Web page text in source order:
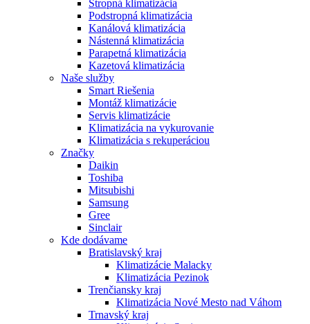
Stropná klimatizácia
Podstropná klimatizácia
Kanálová klimatizácia
Nástenná klimatizácia
Parapetná klimatizácia
Kazetová klimatizácia
Naše služby
Smart Riešenia
Montáž klimatizácie
Servis klimatizácie
Klimatizácia na vykurovanie
Klimatizácia s rekuperáciou
Značky
Daikin
Toshiba
Mitsubishi
Samsung
Gree
Sinclair
Kde dodávame
Bratislavský kraj
Klimatizácie Malacky
Klimatizácia Pezinok
Trenčiansky kraj
Klimatizácia Nové Mesto nad Váhom
Trnavský kraj